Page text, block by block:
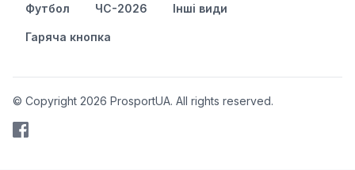
Футбол ЧС-2026 Інші види
Гаряча кнопка
© Copyright 2026 ProsportUA. All rights reserved.